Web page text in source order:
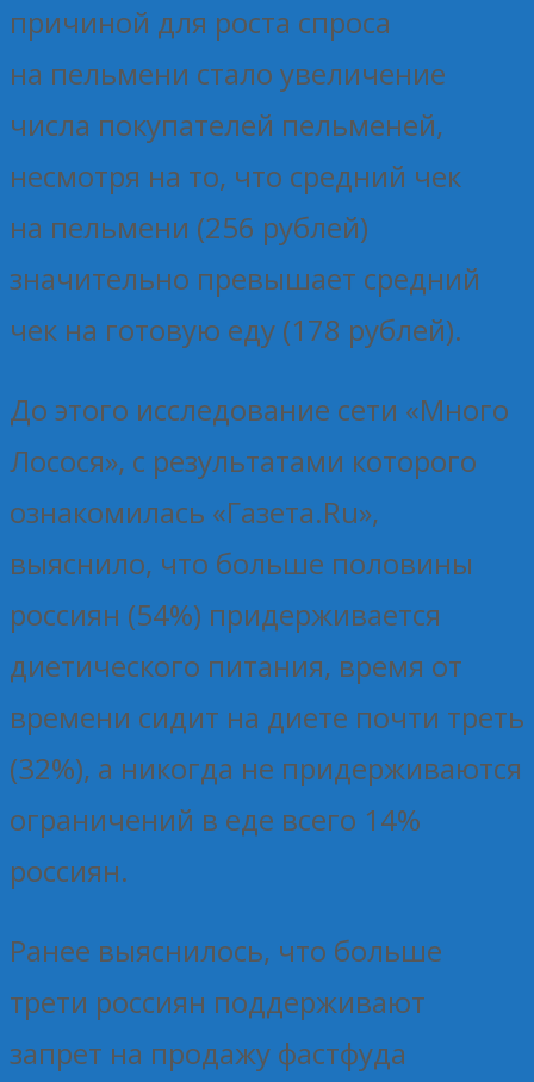
причиной для роста спроса
на пельмени стало увеличение
числа покупателей пельменей,
несмотря на то, что средний чек
на пельмени (256 рублей)
значительно превышает средний
чек на готовую еду (178 рублей).
До этого исследование сети «Много
Лосося», с результатами которого
ознакомилась «Газета.Ru»,
выяснило, что больше половины
россиян (54%) придерживается
диетического питания, время от
времени сидит на диете почти треть
(32%), а никогда не придерживаются
ограничений в еде всего 14%
россиян.
Ранее выяснилось, что больше
трети россиян поддерживают
запрет на продажу фастфуда